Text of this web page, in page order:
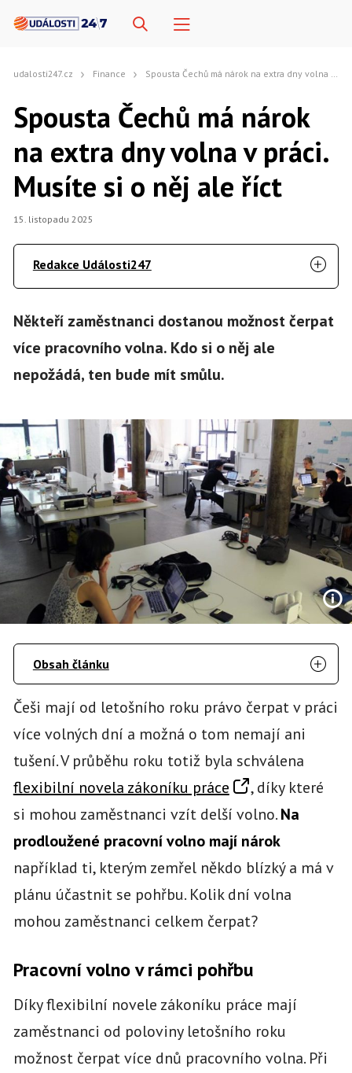
udalosti247.cz Finance Spousta Čechů má nárok na extra dny volna v práci. Musíte si o něj ale říct
Spousta Čechů má nárok
na extra dny volna v práci.
Musíte si o něj ale říct
15. listopadu 2025
Redakce Události247
Někteří zaměstnanci dostanou možnost čerpat
více pracovního volna. Kdo si o něj ale
nepožádá, ten bude mít smůlu.
Obsah článku
Češi mají od letošního roku právo čerpat v práci
více volných dní a možná o tom nemají ani
tušení. V průběhu roku totiž byla schválena
flexibilní novela zákoníku práce
, díky které
si mohou zaměstnanci vzít delší volno.Na
prodloužené pracovní volno mají nárok
například ti, kterým zemřel někdo blízký a má v
plánu účastnit se pohřbu. Kolik dní volna
mohou zaměstnanci celkem čerpat?
Pracovní volno v rámci pohřbu
Díky flexibilní novele zákoníku práce mají
zaměstnanci od poloviny letošního roku
možnost čerpat více dnů pracovního volna. Při